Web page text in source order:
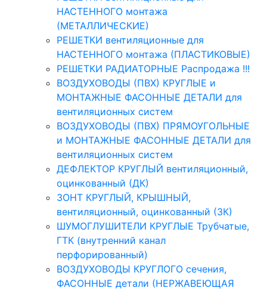
НАСТЕННОГО монтажа
(МЕТАЛЛИЧЕСКИЕ)
РЕШЕТКИ вентиляционные для
НАСТЕННОГО монтажа (ПЛАСТИКОВЫЕ)
РЕШЕТКИ РАДИАТОРНЫЕ Распродажа !!!
ВОЗДУХОВОДЫ (ПВХ) КРУГЛЫЕ и
МОНТАЖНЫЕ ФАСОННЫЕ ДЕТАЛИ для
вентиляционных систем
ВОЗДУХОВОДЫ (ПВХ) ПРЯМОУГОЛЬНЫЕ
и МОНТАЖНЫЕ ФАСОННЫЕ ДЕТАЛИ для
вентиляционных систем
ДЕФЛЕКТОР КРУГЛЫЙ вентиляционный,
оцинкованный (ДК)
ЗОНТ КРУГЛЫЙ, КРЫШНЫЙ,
вентиляционный, оцинкованный (ЗК)
ШУМОГЛУШИТЕЛИ КРУГЛЫЕ Трубчатые,
ГТК (внутренний канал
перфорированный)
ВОЗДУХОВОДЫ КРУГЛОГО сечения,
ФАСОННЫЕ детали (НЕРЖАВЕЮЩАЯ